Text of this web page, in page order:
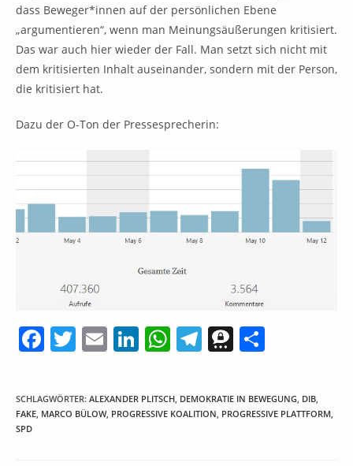
dass Beweger*innen auf der persönlichen Ebene
„argumentieren“, wenn man Meinungsäußerungen kritisiert.
Das war auch hier wieder der Fall. Man setzt sich nicht mit
dem kritisierten Inhalt auseinander, sondern mit der Person,
die kritisiert hat.
Dazu der O-Ton der Pressesprecherin:
F
c
e
T
itt
er
E
ai
l
Li
k
e
W
at
s
T
e
gr
T
re
e
le
n
SCHLAGWÖRTER: ALEXANDER PLITSCH, DEMOKRATIE IN BEWEGUNG, DIB,
FAKE, MARCO BÜLOW, PROGRESSIVE KOALITION, PROGRESSIVE PLATTFORM,
SPD